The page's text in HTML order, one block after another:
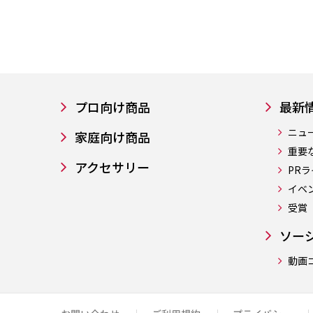
プロ向け商品
家庭向け商品
アクセサリー
最新
ニュ
重要
PR
イベ
受賞
ソー
動画